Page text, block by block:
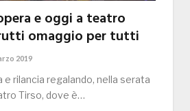
e oggi a teatro
omaggio per tutti
2019
e rilancia regalando, nella serata
Tirso, dove è…